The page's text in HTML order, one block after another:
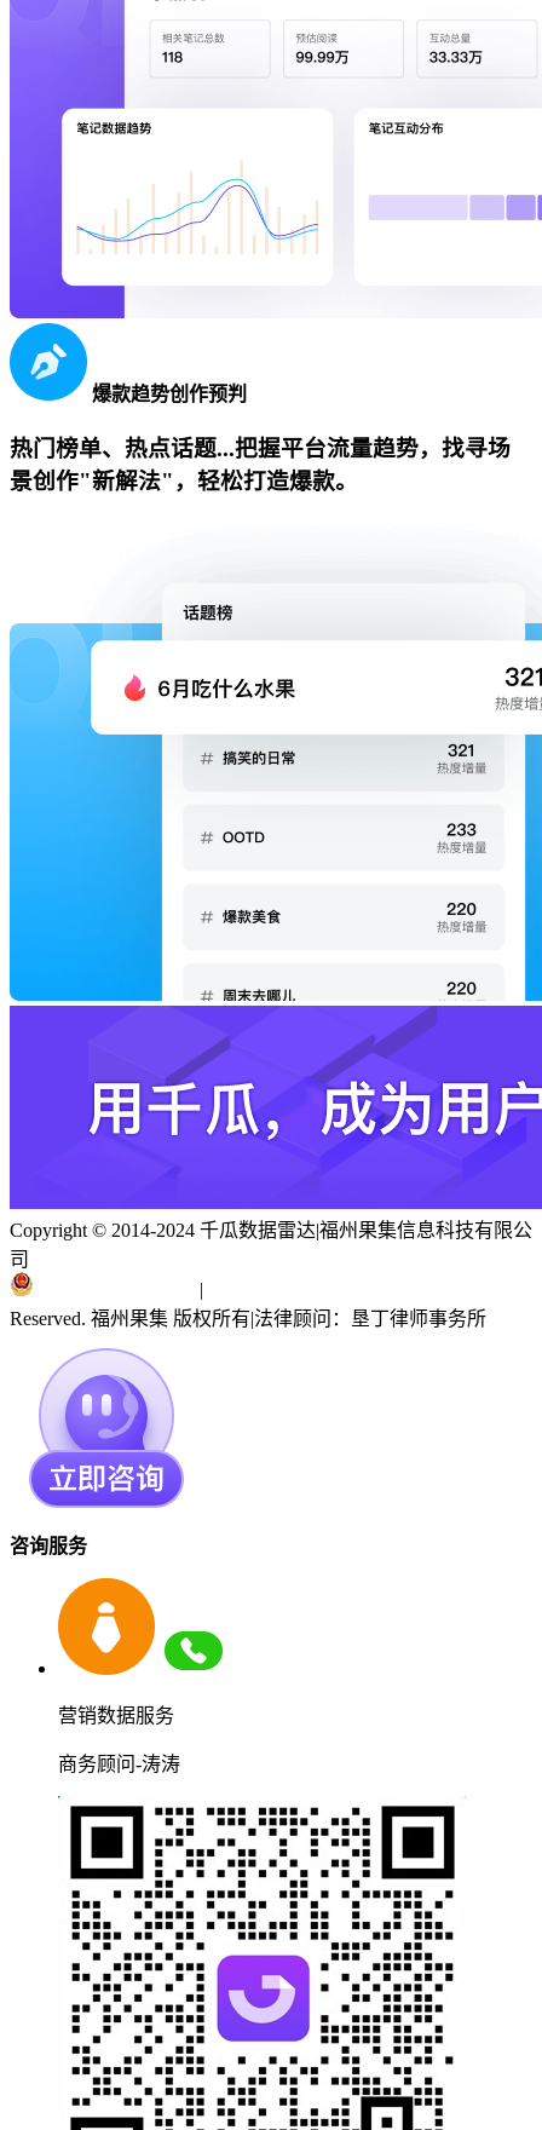
爆款趋势创作预判
热门榜单、热点话题...把握平台流量趋势，找寻场
景创作"新解法"，轻松打造爆款。
Copyright © 2014-2024 千瓜数据雷达|福州果集信息科技有限公
司
|
Reserved. 福州果集 版权所有|法律顾问：垦丁律师事务所
咨询服务
营销数据服务
商务顾问-涛涛